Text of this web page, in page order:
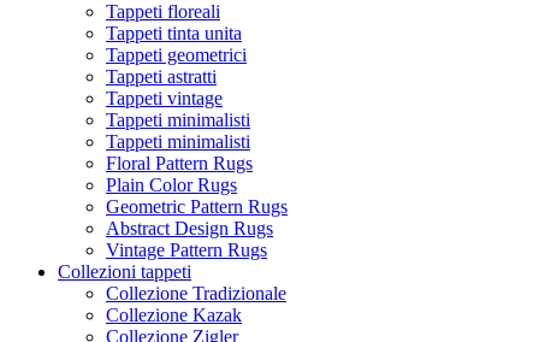
Tappeti floreali
Tappeti tinta unita
Tappeti geometrici
Tappeti astratti
Tappeti vintage
Tappeti minimalisti
Tappeti minimalisti
Floral Pattern Rugs
Plain Color Rugs
Geometric Pattern Rugs
Abstract Design Rugs
Vintage Pattern Rugs
Collezioni tappeti
Collezione Tradizionale
Collezione Kazak
Collezione Zigler